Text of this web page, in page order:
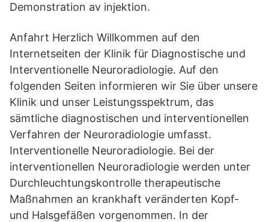
Demonstration av injektion.
Anfahrt Herzlich Willkommen auf den
Internetseiten der Klinik für Diagnostische und
Interventionelle Neuroradiologie. Auf den
folgenden Seiten informieren wir Sie über unsere
Klinik und unser Leistungsspektrum, das
sämtliche diagnostischen und interventionellen
Verfahren der Neuroradiologie umfasst.
Interventionelle Neuroradiologie. Bei der
interventionellen Neuroradiologie werden unter
Durchleuchtungskontrolle therapeutische
Maßnahmen an krankhaft veränderten Kopf-
und Halsgefäßen vorgenommen. In der